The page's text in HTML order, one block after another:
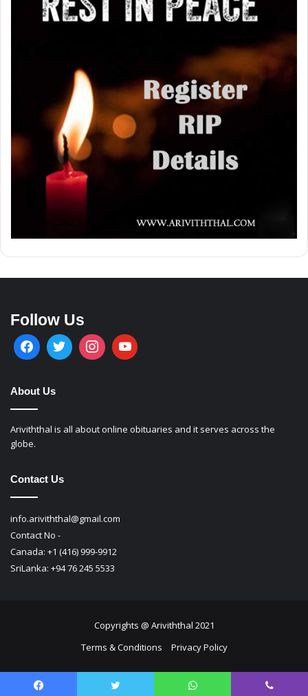
Follow Us
About Us
Ariviththal is all about online obituaries and it serves across the
globe.
Contact Us
info.ariviththal@gmail.com
Contact No -
Canada: +1 (416) 999-9912
SriLanka: +94 76 245 5533
Copyrights @ Ariviththal 2021
Terms & Conditions
Privacy Policy